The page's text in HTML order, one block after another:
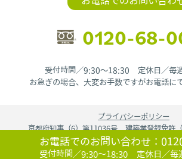
0120-68-
受付時間／9:30〜18:30 定休日／毎
お急ぎの場合、大変お手数ですがお電話に
お電話でのお問い合わせ：
受付時間／9:30〜18:30 定休日／毎
プライバシーポリシー
京都府知事（6）第11036号 建築業登録免許
copyright©2024京都府京都市で不動産のことな
Reserved.!